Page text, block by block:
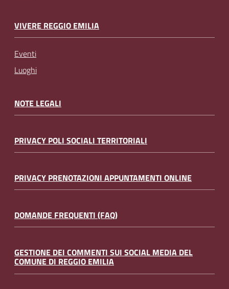
VIVERE REGGIO EMILIA
Eventi
Luoghi
NOTE LEGALI
PRIVACY POLI SOCIALI TERRITORIALI
PRIVACY PRENOTAZIONI APPUNTAMENTI ONLINE
DOMANDE FREQUENTI (FAQ)
GESTIONE DEI COMMENTI SUI SOCIAL MEDIA DEL
COMUNE DI REGGIO EMILIA